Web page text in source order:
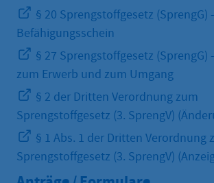
§ 20 Sprengstoffgesetz (SprengG) -
Befähigungsschein
§ 27 Sprengstoffgesetz (SprengG)
zum Erwerb und zum Umgang
§ 2 der Dritten Verordnung zum
Sprengstoffgesetz (3. SprengV)
§ 1 Abs. 1 der Dritten Verordnung
Sprengstoffgesetz (3. SprengV)